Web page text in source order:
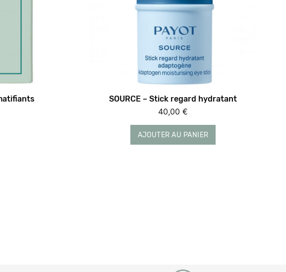
SOURCE – Stick regard hydratant
40,00 €
AJOUTER AU PANIER